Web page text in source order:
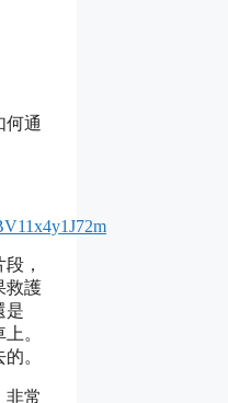
何通
，
救護
是
。
。
非常